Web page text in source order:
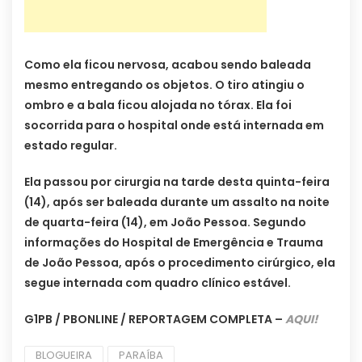
Como ela ficou nervosa, acabou sendo baleada
mesmo entregando os objetos. O tiro atingiu o
ombro e a bala ficou alojada no tórax. Ela foi
socorrida para o hospital onde está internada em
estado regular.
Ela passou por cirurgia na tarde desta quinta-feira
(14), após ser baleada durante um assalto na noite
de quarta-feira (14), em João Pessoa. Segundo
informações do Hospital de Emergência e Trauma
de João Pessoa, após o procedimento cirúrgico, ela
segue internada com quadro clínico estável.
G1PB / PBONLINE / REPORTAGEM COMPLETA – AQUI!
BLOGUEIRA PARAÍBA